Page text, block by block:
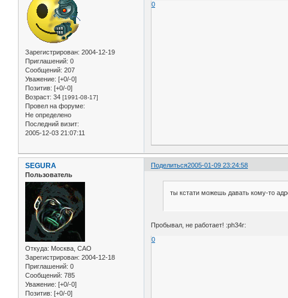
Зарегистрирован: 2004-12-19
Приглашений: 0
Сообщений: 207
Уважение: [+0/-0]
Позитив: [+0/-0]
Возраст: 34 [1991-08-17]
Провел на форуме:
Не определено
Последний визит:
2005-12-03 21:07:11
0
Поделиться2005-01-09 23:24:58
SEGURA
Пользователь
Откуда: Москва, САО
Зарегистрирован: 2004-12-18
Приглашений: 0
Сообщений: 785
Уважение: [+0/-0]
Позитив: [+0/-0]
ты кстати можешь давать кому-то
Пробывал, не работает! :ph34r:
0